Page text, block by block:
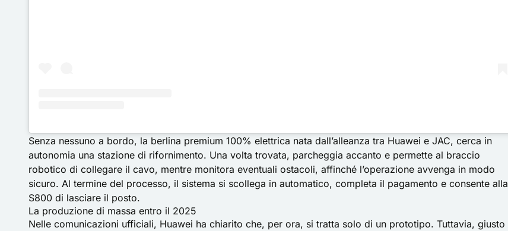
Senza nessuno a bordo, la berlina premium 100% elettrica nata dall’alleanza tra Huawei e JAC, cerca in
autonomia una stazione di rifornimento. Una volta trovata, parcheggia accanto e permette al braccio
robotico di collegare il cavo, mentre monitora eventuali ostacoli, affinché l’operazione avvenga in modo
sicuro. Al termine del processo, il sistema si scollega in automatico, completa il pagamento e consente alla
S800 di lasciare il posto.
La produzione di massa entro il 2025
Nelle comunicazioni ufficiali, Huawei ha chiarito che, per ora, si tratta solo di un prototipo. Tuttavia, giusto